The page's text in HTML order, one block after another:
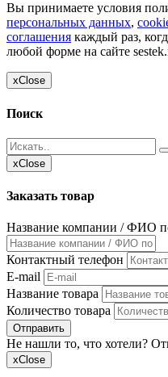
Вы принимаете условия
персональных данных,
соглашения каждый раз,
любой форме на сайте
xClose
Поиск
xClose
Заказать товар
Название компании / ФИО
Контактный телефон
E-mail
Название товара
Количество товара
Отправить
Не нашли то, что хотели?
xClose